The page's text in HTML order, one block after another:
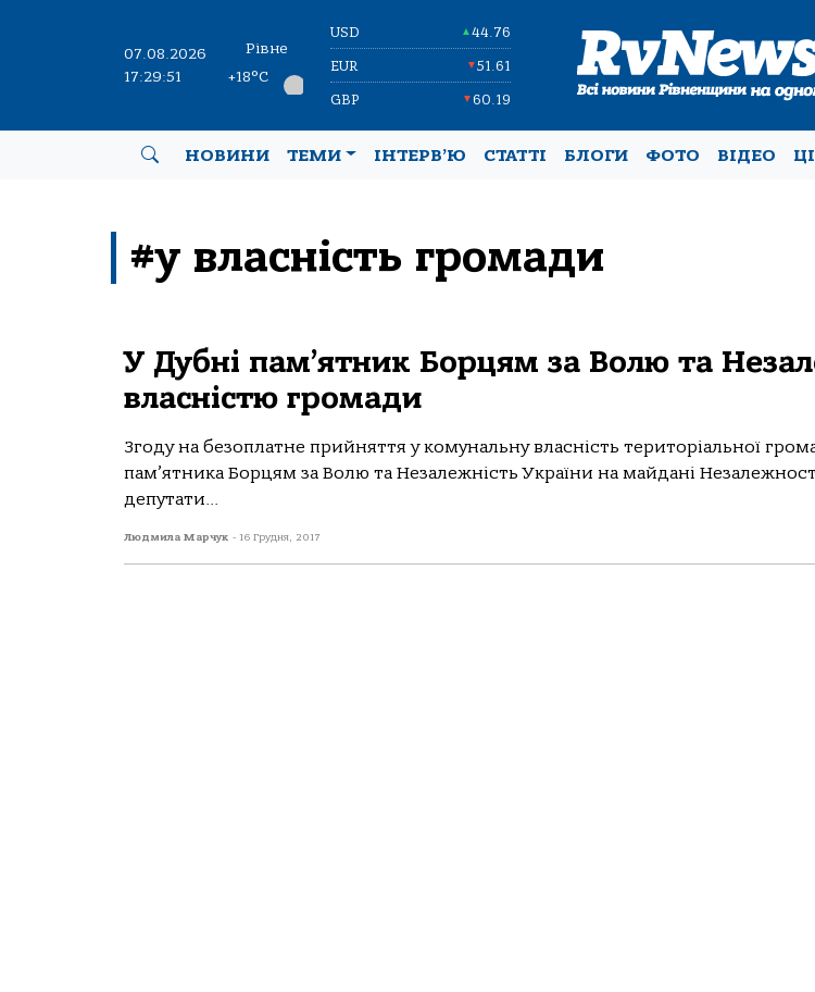
07.08.2026
17:29:51
Рівне
+18°C
USD ▲44.76
EUR ▼51.61
GBP ▼60.19
НОВИНИ ТЕМИ ІНТЕРВ’Ю СТАТТІ БЛОГИ ФОТО ВІДЕО
#у власність громади
У Дубні пам’ятник Борцям за Волю та
власністю громади
Згоду на безоплатне прийняття у комунальну власність територіальної
пам’ятника Борцям за Волю та Незалежність України на майдані
депутати...
Людмила Марчук - 16 Грудня, 2017